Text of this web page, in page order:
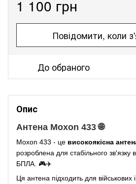
1 100 грн
Повідомити, коли
До обраного
Опис
Антенa Moxon 433 🌐
Moxon 433 - це високоякісна
розроблена для стабільного зв'язку
БПЛА. 🎮✈️
Ця антена підходить для військових і